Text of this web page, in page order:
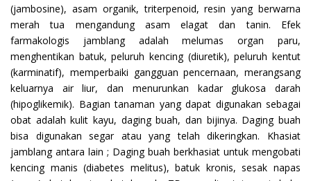
(jambosine), asam organik, triterpenoid, resin yang berwarna
merah tua mengandung asam elagat dan tanin. Efek
farmakologis jamblang adalah melumas organ paru,
menghentikan batuk, peluruh kencing (diuretik), peluruh kentut
(karminatif), memperbaiki gangguan pencernaan, merangsang
keluarnya air liur, dan menurunkan kadar glukosa darah
(hipoglikemik). Bagian tanaman yang dapat digunakan sebagai
obat adalah kulit kayu, daging buah, dan bijinya. Daging buah
bisa digunakan segar atau yang telah dikeringkan. Khasiat
jamblang antara lain ; Daging buah berkhasiat untuk mengobati
kencing manis (diabetes melitus), batuk kronis, sesak napas